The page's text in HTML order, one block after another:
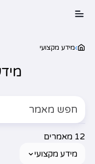
›מידע מקצועי
12 מאמרים
מידע מקצועי